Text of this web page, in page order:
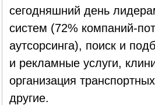
сегодняшний день
систем (72% компаний-
аутсорсинга), поиск и
и рекламные услуги,
организация
другие.